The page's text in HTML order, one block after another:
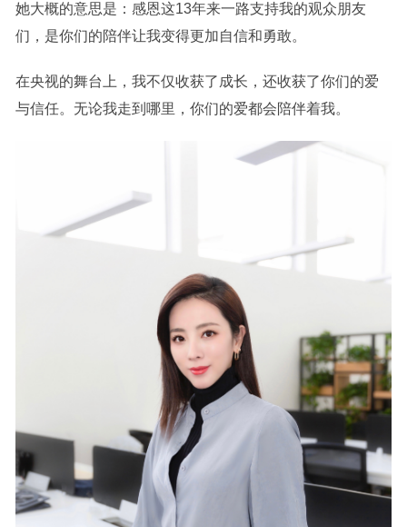
她大概的意思是：感恩这13年来一路支持我的观众朋友
们，是你们的陪伴让我变得更加自信和勇敢。
在央视的舞台上，我不仅收获了成长，还收获了你们的爱
与信任。无论我走到哪里，你们的爱都会陪伴着我。